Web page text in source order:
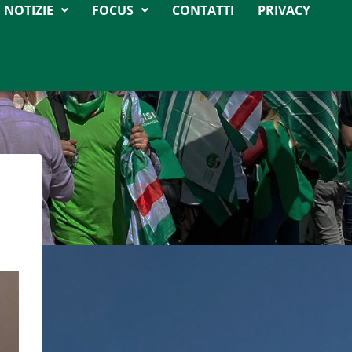
NOTIZIE FOCUS CONTATTI PRIVACY